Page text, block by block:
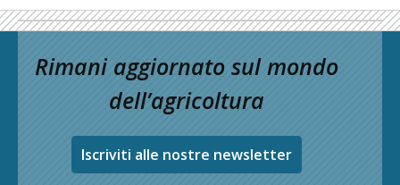
Rimani aggiornato sul mondo
dell’agricoltura
Iscriviti alle nostre newsletter